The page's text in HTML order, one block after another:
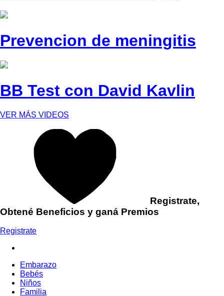
Prevencion de meningitis
BB Test con David Kavlin
VER MÁS VIDEOS
Registrate,
Obtené Beneficios y ganá Premios
Registrate
Embarazo
Bebés
Niños
Familia